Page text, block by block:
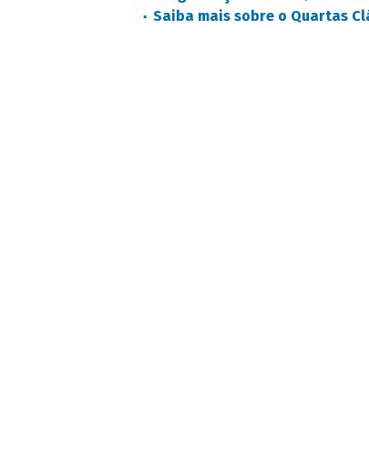
Saiba mais sobre o Quartas